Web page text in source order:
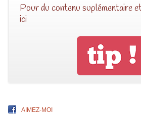
Pour du contenu suplémentaire
ici
AIMEZ-MOI